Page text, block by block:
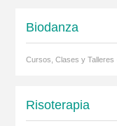
Biodanza
Cursos, Clases y Talleres
Risoterapia